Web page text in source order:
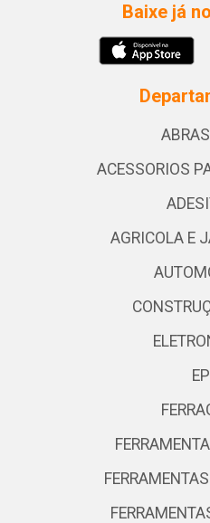
Baixe já
ACESSORIOS
AGRICOLA E
EPI